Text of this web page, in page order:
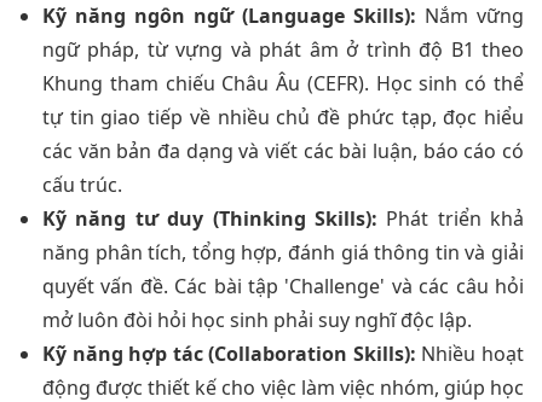
Kỹ năng ngôn ngữ (Language Skills): Nắm vững
ngữ pháp, từ vựng và phát âm ở trình độ B1 theo
Khung tham chiếu Châu Âu (CEFR). Học sinh có thể
tự tin giao tiếp về nhiều chủ đề phức tạp, đọc hiểu
các văn bản đa dạng và viết các bài luận, báo cáo có
cấu trúc.
Kỹ năng tư duy (Thinking Skills): Phát triển khả
năng phân tích, tổng hợp, đánh giá thông tin và giải
quyết vấn đề. Các bài tập 'Challenge' và các câu hỏi
mở luôn đòi hỏi học sinh phải suy nghĩ độc lập.
Kỹ năng hợp tác (Collaboration Skills): Nhiều hoạt
động được thiết kế cho việc làm việc nhóm, giúp học